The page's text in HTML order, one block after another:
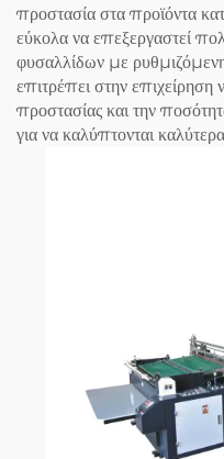
προστασία στα προϊόντα
εύκολα να επεξεργαστεί
φυσαλλίδων με
επιτρέπει στην
προστασίας και την
για να καλύπτονται